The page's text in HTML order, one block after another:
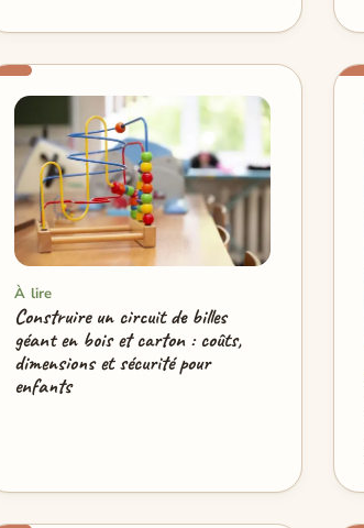
À lire
Construire un circuit de billes
géant en bois et carton : coûts,
dimensions et sécurité pour
enfants